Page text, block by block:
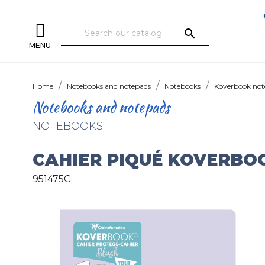
MENU
search
Home Notebooks and notepads Notebooks Koverbook
Notebooks and notepads
NOTEBOOKS
CAHIER PIQUÉ
951475C